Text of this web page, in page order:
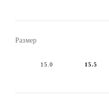
Размер
15.0 15.5